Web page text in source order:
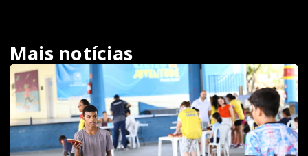
Mais notícias